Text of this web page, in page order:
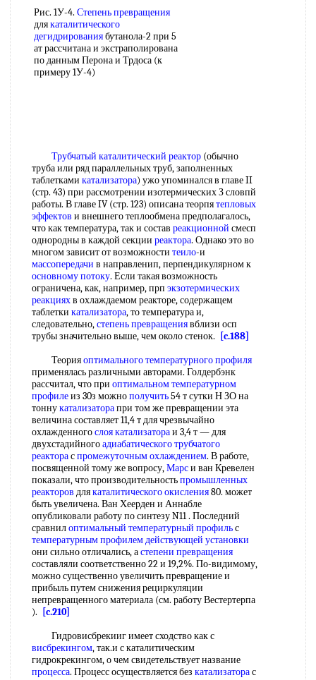
Рис. 1У-4. Степень превращения
длякаталитического
дегидрированиябутанола-2 при 5
ат рассчитана и экстраполирована
по данным Перона и Трдоса (к
примеру 1У-4)
Трубчатый каталитический реактор (обычно
труба или ряд параллельных труб, заполненных
таблетками катализатора) ужо упоминался в главе II
(стр. 43) при рассмотрении изотермических З словпй
работы. В главе IV (стр. 123) описана теорпятепловых
эффектов и внешнего теплообмена предполагалось,
что как температура, так и состав реакционной смесп
однородны в каждой секции реактора. Однако это во
многом зависит от возможности теило-и
массопередачи в направленип, перпендикулярном к
основному потоку. Если такая возможность
ограничена, как, например, прп экзотермических
реакцияхв охлаждаемом реакторе, содержащем
таблетки катализатора, то температура и,
следовательно,степень превращениявблизи осп
трубы значительно выше, чем около стенок.
[c.188]
Теорияоптимального температурного профиля
применялась различными авторами. Голдербэнк
рассчитал, что при оптимальном температурном
профилеиз 30з можнополучить54 т сутки Н ЗО на
тоннукатализаторапри том же превращении эта
величина составляет 11,4 т для чрезвычайно
охлажденногослоя катализатораи 3,4 т — для
двухстадийногоадиабатического трубчатого
реактораспромежуточным охлаждением. В работе,
посвященной тому же вопросу,Марси ван Кревелен
показали, что производительностьпромышленных
реакторов длякаталитического окисления80. может
быть увеличена. Ван Хеерден и Аннабле
опубликовали работу по синтезу N11 . Последний
сравнилоптимальный температурный профильс
температурным профилемдействующей установки
они сильно отличались, астепени превращения
составляли соответственно 22 и 19,2%. По-видимому,
можно существенно увеличить превращение и
прибыль путем снижения рециркуляции
непревращенного материала (см. работу Вестертерпа
).
[c.210]
Гидровисбрекииг имеет сходство как с
висбрекингом, так.и с каталитическим
гидрокрекингом, о чем свидетельствует название
процесса. Процесс осуществляется без катализаторас